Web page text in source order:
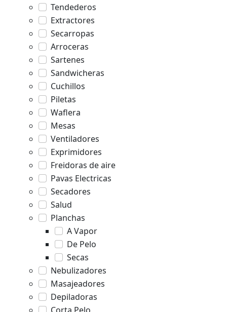
Tendederos
Extractores
Secarropas
Arroceras
Sartenes
Sandwicheras
Cuchillos
Piletas
Waflera
Mesas
Ventiladores
Exprimidores
Freidoras de aire
Pavas Electricas
Secadores
Salud
Planchas
A Vapor
De Pelo
Secas
Nebulizadores
Masajeadores
Depiladoras